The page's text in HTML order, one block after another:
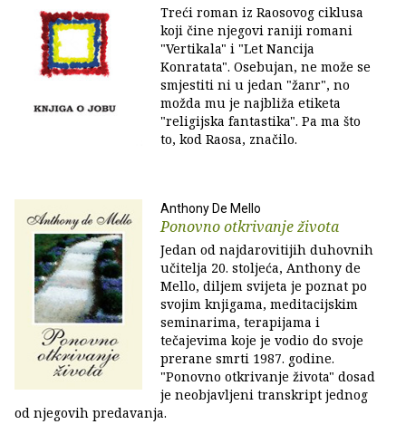
Treći roman iz Raosovog ciklusa
koji čine njegovi raniji romani
"Vertikala" i "Let Nancija
Konratata". Osebujan, ne može se
smjestiti ni u jedan "žanr", no
možda mu je najbliža etiketa
"religijska fantastika". Pa ma što
to, kod Raosa, značilo.
Anthony De Mello
Ponovno otkrivanje života
Jedan od najdarovitijih duhovnih
učitelja 20. stoljeća, Anthony de
Mello, diljem svijeta je poznat po
svojim knjigama, meditacijskim
seminarima, terapijama i
tečajevima koje je vodio do svoje
prerane smrti 1987. godine.
"Ponovno otkrivanje života" dosad
je neobjavljeni transkript jednog
od njegovih predavanja.